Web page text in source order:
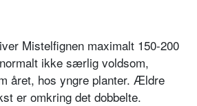
Mistelfignen maximalt 150-200
ikke særlig voldsom,
året, hos yngre planter. Ældre
er omkring det dobbelte.